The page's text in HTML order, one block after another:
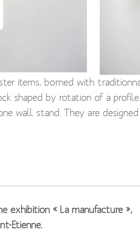
items, borned with
shaped by rotation of a
wall stand. They are
en plâtre, nées de
par cette technique: une patère
pour accueillir de petits
exhibition « La manufacture »,
Etienne.